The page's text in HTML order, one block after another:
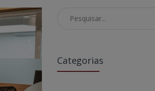
Pesquisar no Blog
Categorias